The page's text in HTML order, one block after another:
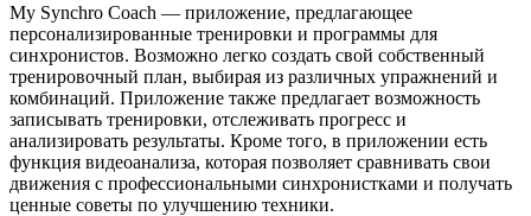
My Synchro Coach — приложение, предлагающее
персонализированные тренировки и программы для
синхронистов. Возможно легко создать свой собственный
тренировочный план, выбирая из различных упражнений и
комбинаций. Приложение также предлагает возможность
записывать тренировки, отслеживать прогресс и
анализировать результаты. Кроме того, в приложении есть
функция видеоанализа, которая позволяет сравнивать свои
движения с профессиональными синхронистками и получать
ценные советы по улучшению техники.